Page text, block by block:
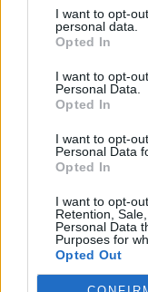
I want to opt-
personal data.
Opted In
I want to opt-
Personal Data.
Opted In
I want to opt-
Personal Data
Opted In
I want to opt-
Retention,
Personal Data
Purposes for
Opted Out
L'email è richiesta ma non
commento esprime il
di VareseNews.it, che
possono essere
che includano uno o più